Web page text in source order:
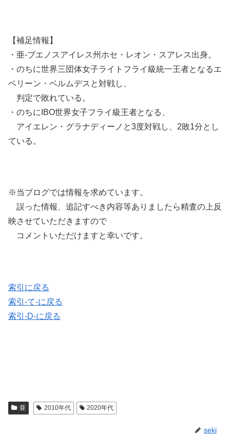
【補足情報】
・亜-ブエノスアイレス州ホセ・レオン・スアレス出身。
・のちに世界三団体女子ライトフライ級統一王者となるエ
ベリーン・ベルムデスと対戦し、
判定で敗れている。
・のちにIBO世界女子フライ級王者となる、
アイエレン・グラナディーノと3度対戦し、2敗1分とし
ている。
※当ブログでは情報を求めています。
誤った情報、追記すべき内容等ありましたら精査の上反
映させていただきますので
コメントいただけますと幸いです。
索引に戻る
索引-て-に戻る
索引-D-に戻る
亜 2010年代 2020年代
seki